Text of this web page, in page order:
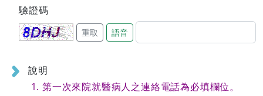
驗證碼
重取 語音
說明
第一次來院就醫病人之連絡電話為必填欄位。